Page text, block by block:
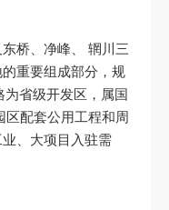
桥、净峰、 辋川三
重要组成部分，规
为省级开发区，属国
区配套公用工程和周
、大项目入驻需